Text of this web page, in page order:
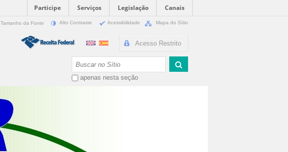
Participe Serviços Legislação
Canais
Tamanho da Fonte Alto Contraste Acessibilidade Mapa do Sítio
Acesso Restrito
apenas nesta seção